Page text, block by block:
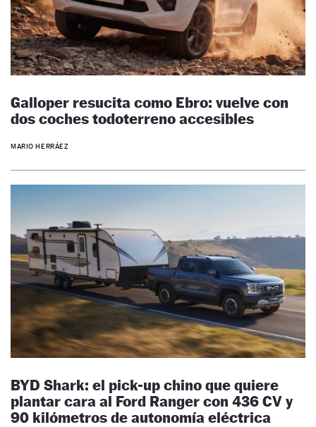
Galloper resucita como Ebro: vuelve con
dos coches todoterreno accesibles
MARIO HERRÁEZ
BYD Shark: el pick-up chino que quiere
plantar cara al Ford Ranger con 436 CV y
90 kilómetros de autonomía eléctrica